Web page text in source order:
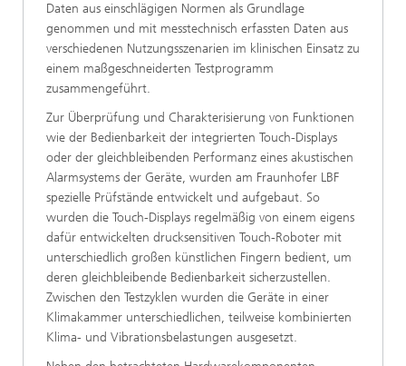
Daten aus einschlägigen Normen als Grundlage
genommen und mit messtechnisch erfassten Daten aus
verschiedenen Nutzungsszenarien im klinischen Einsatz zu
einem maßgeschneiderten Testprogramm
zusammengeführt.
Zur Überprüfung und Charakterisierung von Funktionen
wie der Bedienbarkeit der integrierten Touch-Displays
oder der gleichbleibenden Performanz eines akustischen
Alarmsystems der Geräte, wurden am Fraunhofer LBF
spezielle Prüfstände entwickelt und aufgebaut. So
wurden die Touch-Displays regelmäßig von einem eigens
dafür entwickelten drucksensitiven Touch-Roboter mit
unterschiedlich großen künstlichen Fingern bedient, um
deren gleichbleibende Bedienbarkeit sicherzustellen.
Zwischen den Testzyklen wurden die Geräte in einer
Klimakammer unterschiedlichen, teilweise kombinierten
Klima- und Vibrationsbelastungen ausgesetzt.